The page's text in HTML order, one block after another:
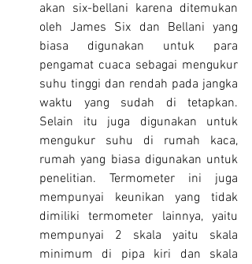
akan six-bellani karena ditemukan
oleh James Six dan Bellani yang
biasa digunakan untuk para
pengamat cuaca sebagai mengukur
suhu tinggi dan rendah pada jangka
waktu yang sudah di tetapkan.
Selain itu juga digunakan untuk
mengukur suhu di rumah kaca,
rumah yang biasa digunakan untuk
penelitian. Termometer ini juga
mempunyai keunikan yang tidak
dimiliki termometer lainnya, yaitu
mempunyai 2 skala yaitu skala
minimum di pipa kiri dan skala